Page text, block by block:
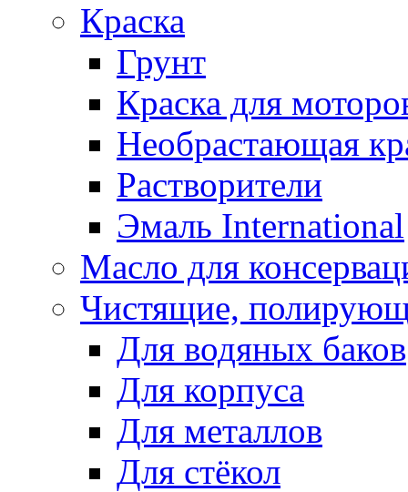
Краска
Грунт
Краска для
Необрастающая
Растворители
Эмаль International
Масло для
Чистящие,
Для водяных баков
Для корпуса
Для металлов
Для стёкол